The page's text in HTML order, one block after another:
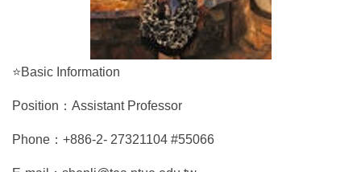
⭐Basic Information
Position：Assistant Professor
Phone：+886-2- 27321104 #55066